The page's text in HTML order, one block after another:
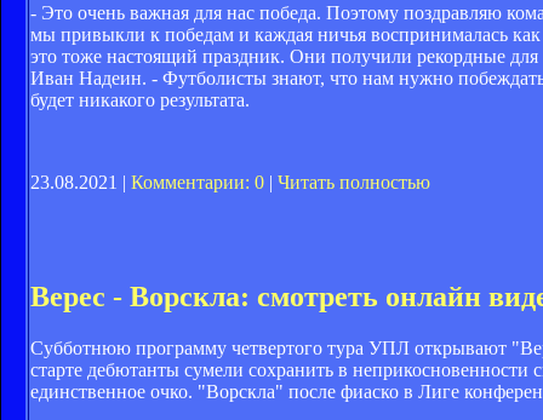
- Это очень важная для нас победа. Поэтому поздравляю
мы привыкли к победам и каждая ничья воспринималась
это тоже настоящий праздник. Они получили рекордные
Иван Надеин. - Футболисты знают, что нам нужно
будет никакого результата.
23.08.2021 | Комментарии: 0 | Читать полностью
Верес - Ворскла: смотреть онлайн
Субботнюю программу четвертого тура УПЛ открывают
старте дебютанты сумели сохранить в
единственное очко. "Ворскла" после фиаско в Лиге